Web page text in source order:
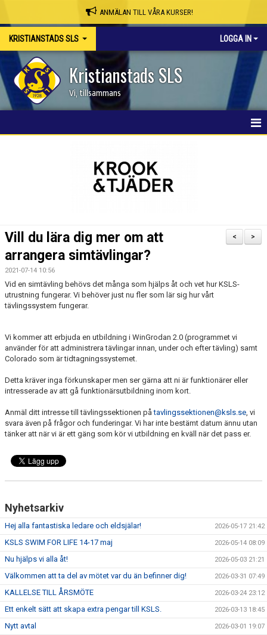
ANMÄLAN TILL VÅRA KURSER!
KRISTIANSTADS SLS LOGGA IN
Kristianstads SLS
Vi, tillsammans
KSLS WEBBSHOP
JOBBA HOS OSS!
FUNKTIONÄR
VÅRA TÄVLINGAR
VÅRA EVENEMANG
VERKSAMHETSHANDBOK
KSLS FOR UKRAINE
>
<
Vill du lära dig mer om att
arrangera simtävlingar?
2021-07-14 10:56
Vid en simtävling behövs det många som hjälps åt och vet hur KSLS-
utrustning fungerar. Vi behöver just nu fler som lär sig hur vårt
tävlingssystem fungerar.
Vi kommer att erbjuda en utbildning i WinGrodan 2.0 (programmet vi
använder för att administrera tävlingar innan, under och efter tävling) samt
Colorado som är tidtagningssystemet.
Detta kräver inga förkunskaper men ser gärna att ni är funktionärer eller
intresserade av att gå funktionärsutbildning inom kort.
Anmäl ditt intresse till tävlingssektionen påtavlingssektionen@ksls.se, vi
svara även på frågor och funderingar. Vi har inte bestämt datum ännu utan
tänker att när vi är ett gäng som kör vi utbildning en kväll när det pass er.
Nyhetsarkiv
Hej alla fantastiska ledare och eldsjälar! 2026-05-17 21:42
KSLS SWIM FOR LIFE 14-17 maj 2026-05-14 08:09
Nu hjälps vi alla åt! 2026-05-03 21:21
Välkommen att ta del av mötet var du än befinner dig! 2026-03-31 07:49
KALLELSE TILL ÅRSMÖTE 2026-03-24 23:12
Ett enkelt sätt att skapa extra pengar till KSLS. 2026-03-13 18:45
Nytt avtal 2026-03-01 19:07